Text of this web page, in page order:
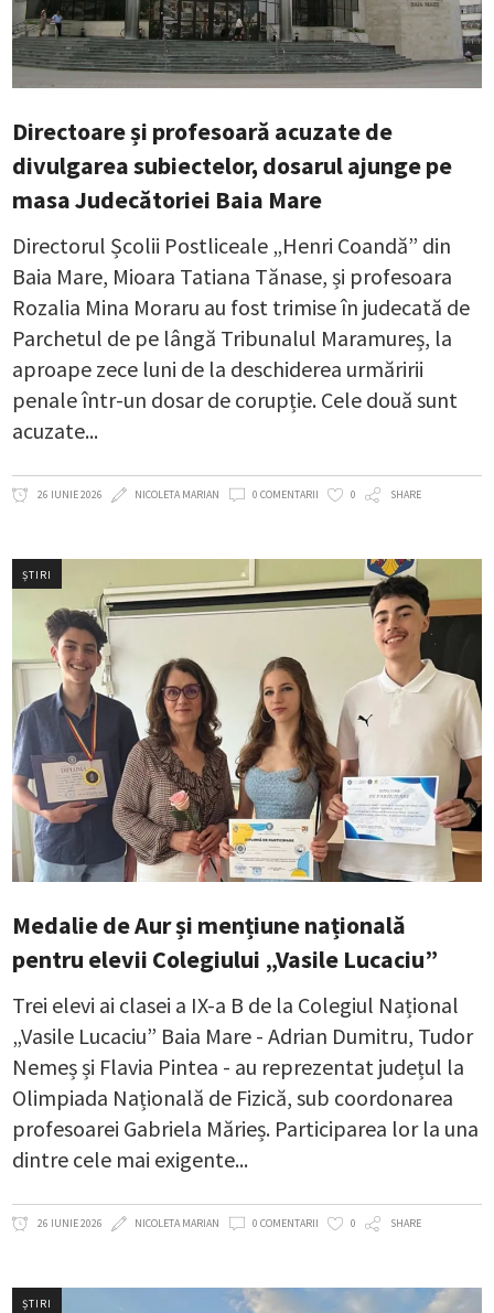
Directoare și profesoară acuzate de
divulgarea subiectelor, dosarul ajunge pe
masa Judecătoriei Baia Mare
Directorul Școlii Postliceale „Henri Coandă” din
Baia Mare, Mioara Tatiana Tănase, și profesoara
Rozalia Mina Moraru au fost trimise în judecată de
Parchetul de pe lângă Tribunalul Maramureș, la
aproape zece luni de la deschiderea urmăririi
penale într-un dosar de corupție. Cele două sunt
acuzate
26 IUNIE 2026 NICOLETA MARIAN 0 COMENTARII 0 SHARE
ȘTIRI
Medalie de Aur și mențiune națională
pentru elevii Colegiului „Vasile Lucaciu”
Trei elevi ai clasei a IX-a B de la Colegiul Național
„Vasile Lucaciu” Baia Mare - Adrian Dumitru, Tudor
Nemeș și Flavia Pintea - au reprezentat județul la
Olimpiada Națională de Fizică, sub coordonarea
profesoarei Gabriela Mărieș. Participarea lor la una
dintre cele mai exigente
26 IUNIE 2026 NICOLETA MARIAN 0 COMENTARII 0 SHARE
ȘTIRI